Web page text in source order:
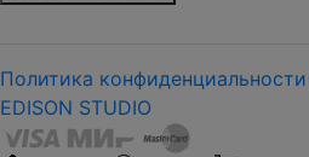
Политика конфиденциальности
EDISON STUDIO